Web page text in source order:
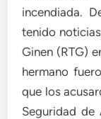
incendiada.
tenido
Ginen (RTG)
hermano
que los
Seguridad de